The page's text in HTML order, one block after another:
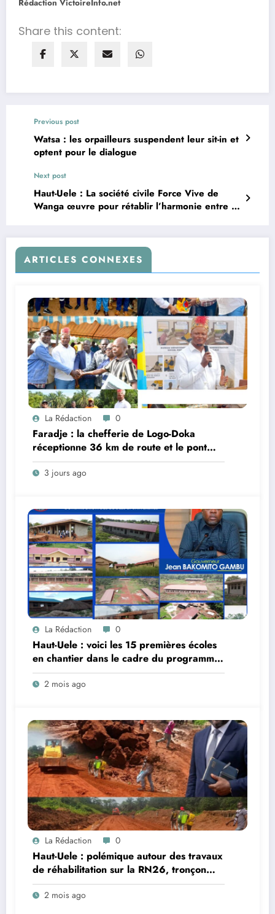
Rédaction VictoireInfo.net
Share this content:
Previous post
Watsa : les orpailleurs suspendent leur sit-in et
optent pour le dialogue
Next post
Haut-Uele : La société civile Force Vive de
Wanga œuvre pour rétablir l’harmonie entre le
ARTICLES CONNEXES
La Rédaction 0
Faradje : la chefferie de Logo-Doka
réceptionne 36 km de route et le pont
Do, réalisés dans le cadre du cahier des
charges avec Kibali Gold Mine
3 jours ago
La Rédaction 0
Haut-Uele : voici les 15 premières écoles
en chantier dans le cadre du programme
provincial de modernisation scolaire
2 mois ago
La Rédaction 0
Haut-Uele : polémique autour des travaux
de réhabilitation sur la RN26, tronçon
Nekalagba (« Trois Ponts »)–Isiro ; le
conseiller Remacle Azumutounde
2 mois ago